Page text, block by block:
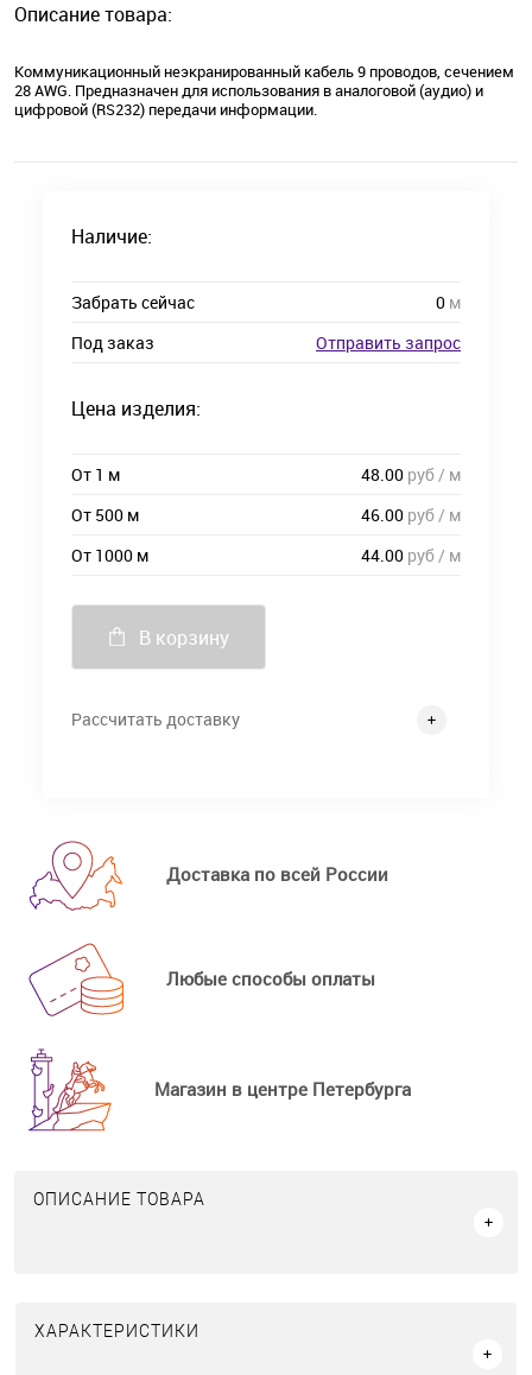
Описание товара:
Коммуникационный неэкранированный кабель 9 проводов, сечением
28 AWG. Предназначен для использования в аналоговой (аудио) и
цифровой (RS232) передачи информации.
Наличие:
Забрать сейчас 0 м
Под заказ
Отправить запрос
Цена изделия:
От 1 м 48.00 руб / м
От 500 м
46.00 руб / м
От 1000 м
44.00 руб / м
В корзину
Рассчитать доставку
Доставка по всей России
Любые способы оплаты
Магазин в центре Петербурга
ОПИСАНИЕ ТОВАРА
ХАРАКТЕРИСТИКИ